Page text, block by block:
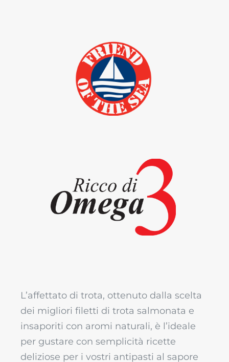
Friend of the Sea
certificazione di prodotti della
pesca e dell’acquacoltura
sostenibile
Ricco di Omega 3
Prodotto ricco di omega 3, adatto
ad adulti e bambini
L’affettato di trota, ottenuto dalla scelta
dei migliori filetti di trota salmonata e
insaporiti con aromi naturali, è l’ideale
per gustare con semplicità ricette
deliziose per i vostri antipasti al sapore